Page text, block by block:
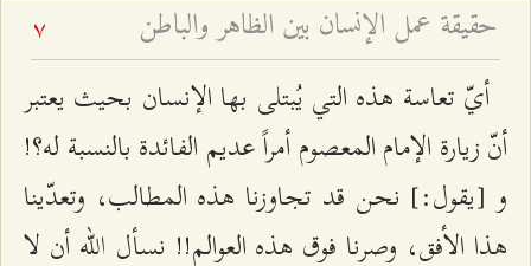
حقيقة عمل الإنسان بين الظاهر والباطن 7
أيّ تعاسة هذه التي يُبتلى بها الإنسان بحيث يعتبر
أنّ زيارة الإمام المعصوم أمراً عديم الفائدة بالنسبة له؟!
و [يقول:] نحن قد تجاوزنا هذه المطالب، وتعدّينا
هذا الأفق، وصرنا فوق هذه العوالم!! نسأل الله أن لا